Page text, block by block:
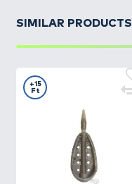
SIMILAR PRODUCTS
+15
Ft